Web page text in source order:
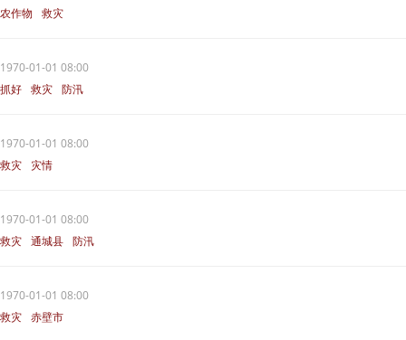
农作物
救灾
1970-01-01 08:00
抓好 救灾 防汛
1970-01-01 08:00
救灾
灾情
1970-01-01 08:00
救灾 通城县 防汛
1970-01-01 08:00
救灾 赤壁市